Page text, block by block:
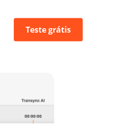
Teste grátis